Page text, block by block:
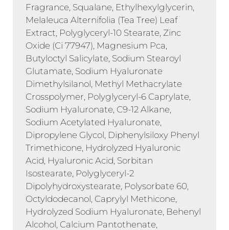
Fragrance, Squalane, Ethylhexylglycerin,
Melaleuca Alternifolia (Tea Tree) Leaf
Extract, Polyglyceryl-10 Stearate, Zinc
Oxide (Ci 77947), Magnesium Pca,
Butyloctyl Salicylate, Sodium Stearoyl
Glutamate, Sodium Hyaluronate
Dimethylsilanol, Methyl Methacrylate
Crosspolymer, Polyglyceryl-6 Caprylate,
Sodium Hyaluronate, C9-12 Alkane,
Sodium Acetylated Hyaluronate,
Dipropylene Glycol, Diphenylsiloxy Phenyl
Trimethicone, Hydrolyzed Hyaluronic
Acid, Hyaluronic Acid, Sorbitan
Isostearate, Polyglyceryl-2
Dipolyhydroxystearate, Polysorbate 60,
Octyldodecanol, Caprylyl Methicone,
Hydrolyzed Sodium Hyaluronate, Behenyl
Alcohol, Calcium Pantothenate,